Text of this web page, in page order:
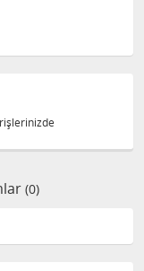
(0)